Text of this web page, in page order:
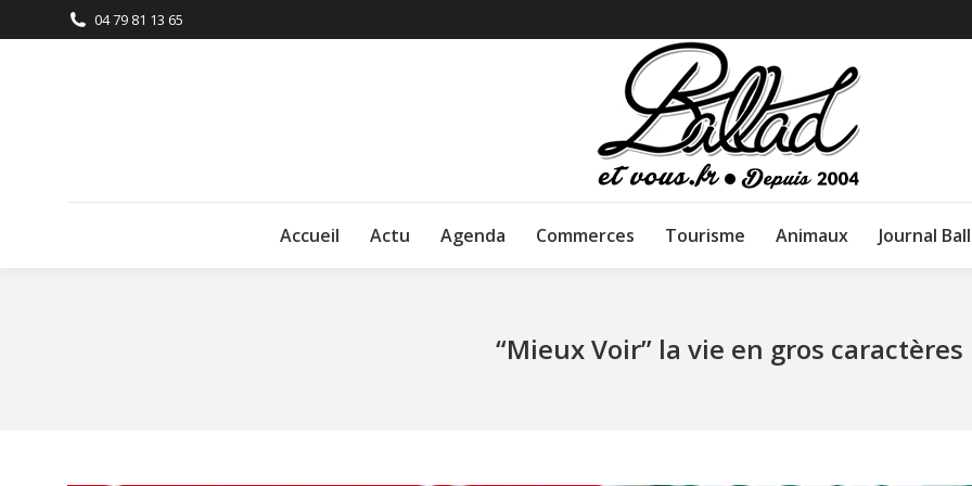
04 79 81 13 65
Accueil Actu Agenda Commerces Tourisme Animaux Journal
“Mieux Voir” la vie en gros caractères